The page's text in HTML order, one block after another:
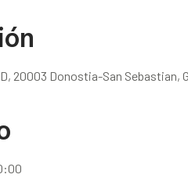
20003 Donostia-San Sebastian,